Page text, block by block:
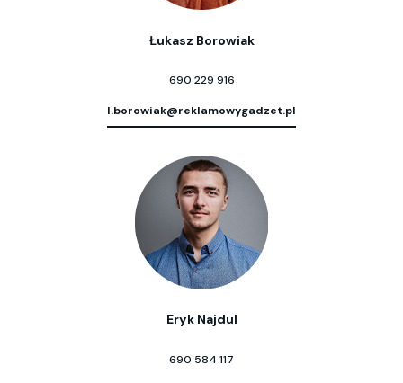
Łukasz Borowiak
690 229 916
l.borowiak@reklamowygadzet.pl
Eryk Najdul
690 584 117